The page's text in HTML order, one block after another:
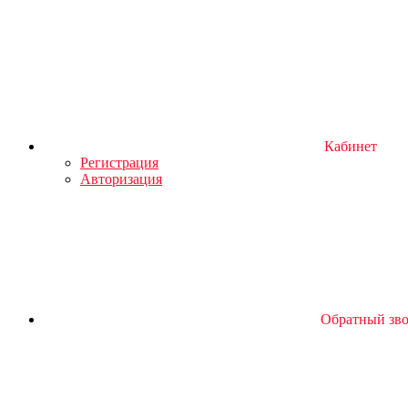
Кабинет
Регистрация
Авторизация
Обратный